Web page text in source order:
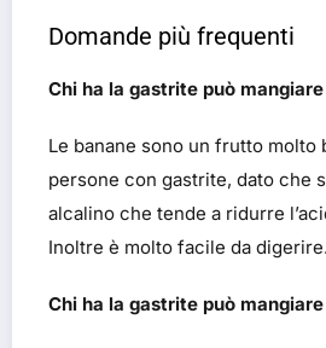
Domande più frequenti
Chi ha la gastrite può
Le banane sono un frutto molto
persone con gastrite, dato che
alcalino che tende a ridurre
Inoltre è molto facile da digerire.
Chi ha la gastrite può